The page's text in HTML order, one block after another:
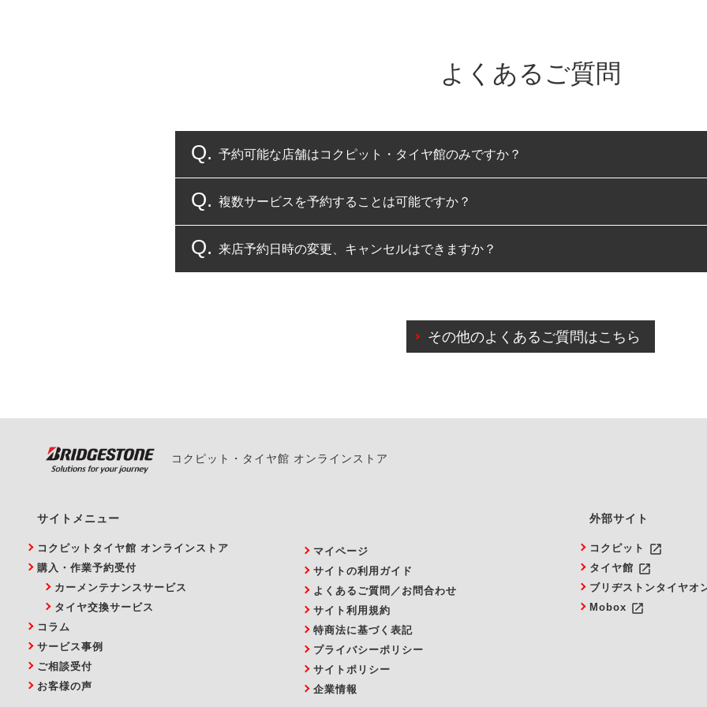
よくあるご質問
予約可能な店舗はコクピット・タイヤ館のみですか？
コクピット・タイヤ館のみとなります。
複数サービスを予約することは可能ですか？
複数サービスのご予約は可能です。
来店予約日時の変更、キャンセルはできますか？
また、やむを得ない事由によりご予約のキャンセルをご希望の際は、直接ご予約いた
その他のよくあるご質問はこちら
コクピット・タイヤ館 オンラインストア
サイトメニュー
コクピットタイヤ館 オンラインストア
購入・作業予約受付
カーメンテナンスサービス
タイヤ交換サービス
コラム
サービス事例
ご相談受付
お客様の声
マイページ
サイトの利用ガイド
よくあるご質問／お問合わせ
サイト利用規約
特商法に基づく表記
プライバシーポリシー
サイトポリシー
企業情報
外部サイト
コクピット launch
タイヤ館 launch
ブリヂストンタイヤオ
Mobox launch